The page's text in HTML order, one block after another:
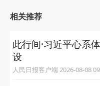
相关推荐
此行间·习近平心系
设
人民日报客户端 2026-08-